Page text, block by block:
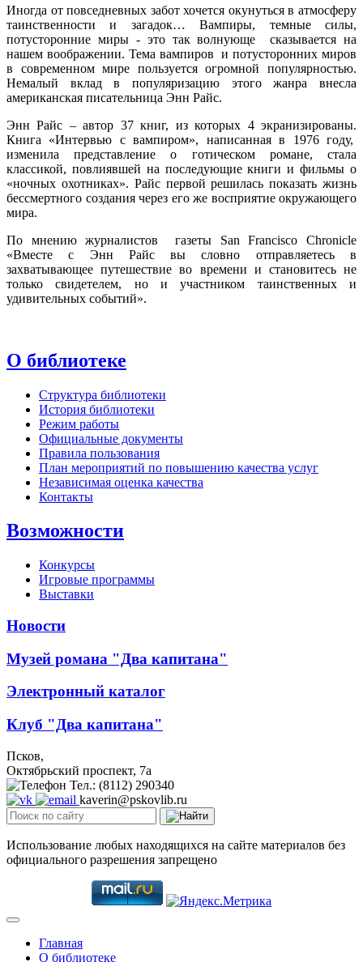
Иногда от повседневных забот хочется окунуться в атмосферу
таинственности и загадок… Вампиры, темные силы,
потусторонние миры - это так волнующе сказывается на
нашем воображении. Тема вампиров и потусторонних миров
в современном мире пользуется огромной популярностью.
Немалый вклад в популяризацию этого жанра внесла
американская писательница Энн Райс.
Энн Райс – автор 37 книг, из которых 4 экранизированы.
Книга «Интервью с вампиром», написанная в 1976 году,
изменила представление о готическом романе, стала
классикой, повлиявшей на последующие книги и фильмы о
«ночных охотниках». Райс первой решилась показать жизнь
бессмертного создания через его же восприятие окружающего
мира.
По мнению журналистов газеты San Francisco Chronicle
«Вместе с Энн Райс вы словно отправляетесь в
захватывающее путешествие во времени и становитесь не
только свидетелем, но и участником таинственных и
удивительных событий».
О библиотеке
Структура библиотеки
История библиотеки
Режим работы
Официальные документы
Правила пользования
План мероприятий по повышению качества услуг
Независимая оценка качества
Контакты
Возможности
Конкурсы
Игровые программы
Выставки
Новости
Музей романа "Два капитана"
Электронный каталог
Клуб "Два капитана"
Псков,
Октябрьский проспект, 7a
Тел.: (8112) 290340
kaverin@pskovlib.ru
Использование любых находящихся на сайте материалов без
официального разрешения запрещено
Главная
О библиотеке